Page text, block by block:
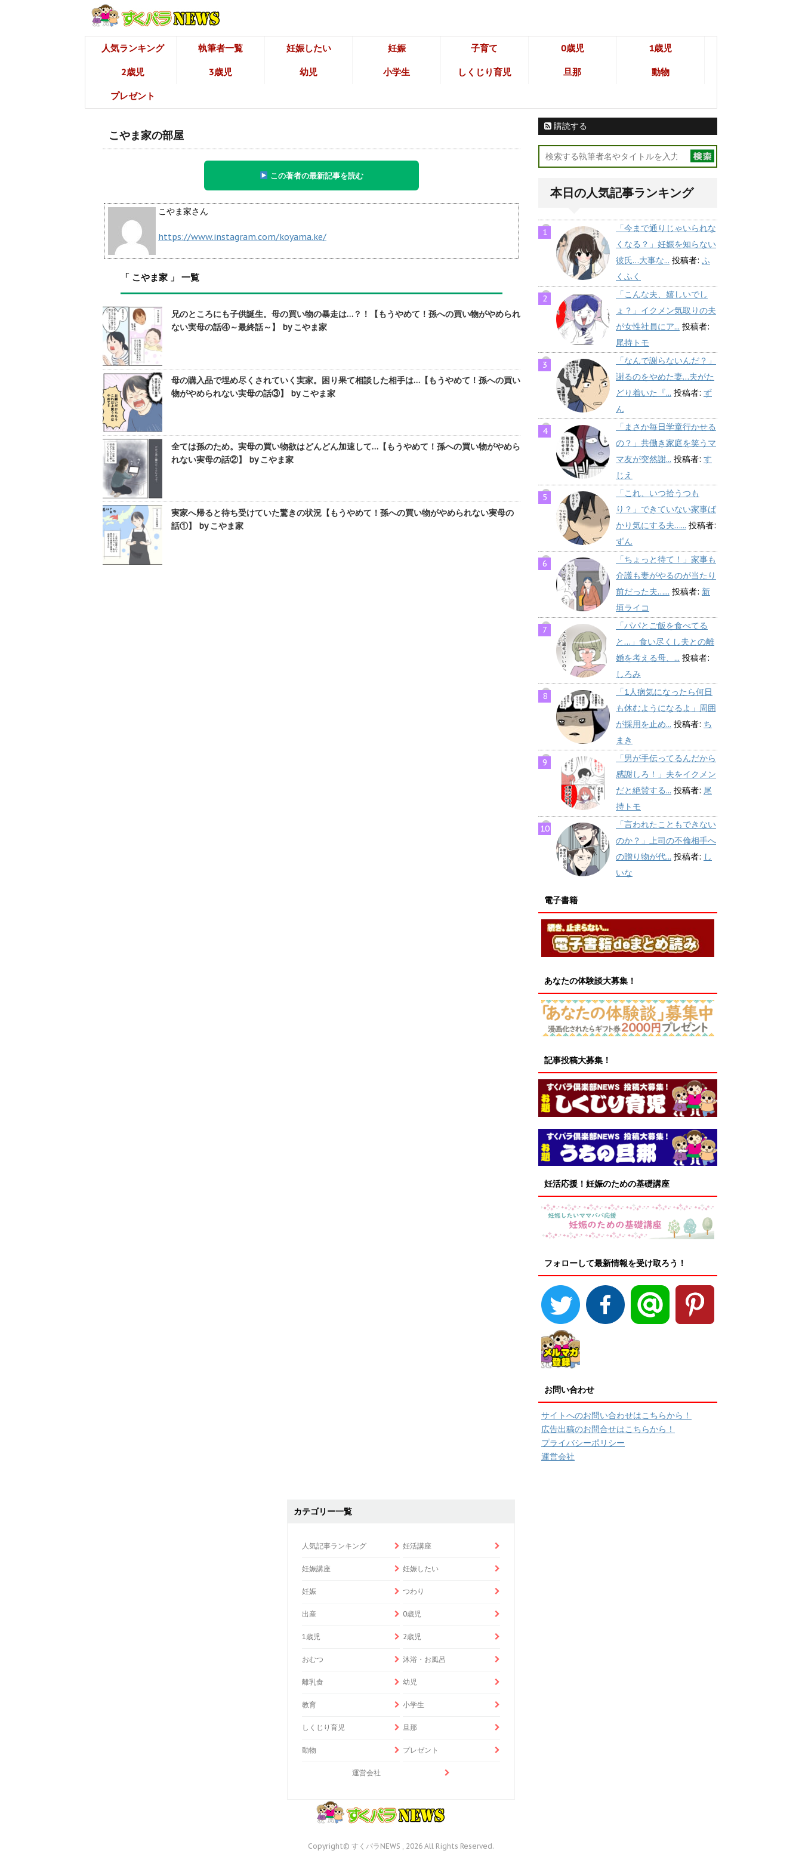
人気ランキング 執筆者一覧 妊娠したい 妊娠 子育て 0歳児 1歳児
2歳児 3歳児 幼児 小学生 しくじり育児 旦那 動物
プレゼント
こやま家の部屋
この著者の最新記事を読む
こやま家さん
https://www.instagram.com/koyama.ke/
「 こやま家 」 一覧
兄のところにも子供誕生。母の買い物の暴走は…？！【もうやめて！孫への買い物がやめられ
ない実母の話④～最終話～】 by こやま家
母の購入品で埋め尽くされていく実家。困り果て相談した相手は…【もうやめて！孫への買い
物がやめられない実母の話③】 by こやま家
全ては孫のため。実母の買い物欲はどんどん加速して…【もうやめて！孫への買い物がやめら
れない実母の話②】 by こやま家
実家へ帰ると待ち受けていた驚きの状況【もうやめて！孫への買い物がやめられない実母の
話①】 by こやま家
購読する
本日の人気記事ランキング
「今まで通りじゃいられな
くなる？」妊娠を知らない
彼氏…大事な... 投稿者: ふ
くふく
「こんな夫、嬉しいでし
ょ？」イクメン気取りの夫
が女性社員にア... 投稿者:
尾持トモ
「なんで謝らないんだ？」
謝るのをやめた妻…夫がた
どり着いた『... 投稿者: ず
ん
「まさか毎日学童行かせる
の？」共働き家庭を笑うマ
マ友が突然謝... 投稿者: す
じえ
「これ、いつ拾うつも
り？」できていない家事ば
かり気にする夫…... 投稿者:
ずん
「ちょっと待て！」家事も
介護も妻がやるのが当たり
前だった夫…... 投稿者: 新
垣ライコ
「パパとご飯を食べてる
と…」食い尽くし夫との離
婚を考える母、... 投稿者:
しろみ
「1人病気になったら何日
も休むようになるよ」周囲
が採用を止め... 投稿者: ち
まき
「男が手伝ってるんだから
感謝しろ！」夫をイクメン
だと絶賛する... 投稿者: 尾
持トモ
「言われたこともできない
のか？」上司の不倫相手へ
の贈り物が代... 投稿者: し
いな
電子書籍
あなたの体験談大募集！
記事投稿大募集！
妊活応援！妊娠のための基礎講座
フォローして最新情報を受け取ろう！
お問い合わせ
サイトへのお問い合わせはこちらから！
広告出稿のお問合せはこちらから！
プライバシーポリシー
運営会社
カテゴリー一覧
人気記事ランキング 妊活講座
妊娠講座 妊娠したい
妊娠 つわり
出産 0歳児
1歳児 2歳児
おむつ 沐浴・お風呂
離乳食 幼児
教育 小学生
しくじり育児 旦那
動物 プレゼント
運営会社
Copyright© すくパラNEWS , 2026 All Rights Reserved.